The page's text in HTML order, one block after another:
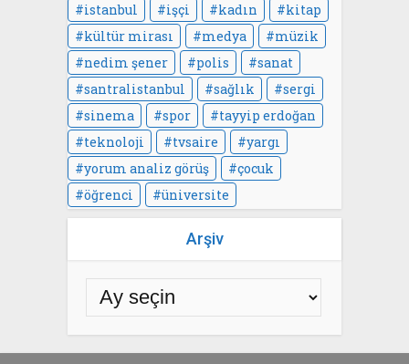
istanbul
işçi kadın
kitap
kültür mirası
medya
müzik
nedim şener
polis
sanat
santralistanbul
sağlık
sergi
sinema
spor
tayyip erdoğan
teknoloji
tvsaire
yargı
yorum analiz görüş
çocuk
öğrenci
üniversite
Arşiv